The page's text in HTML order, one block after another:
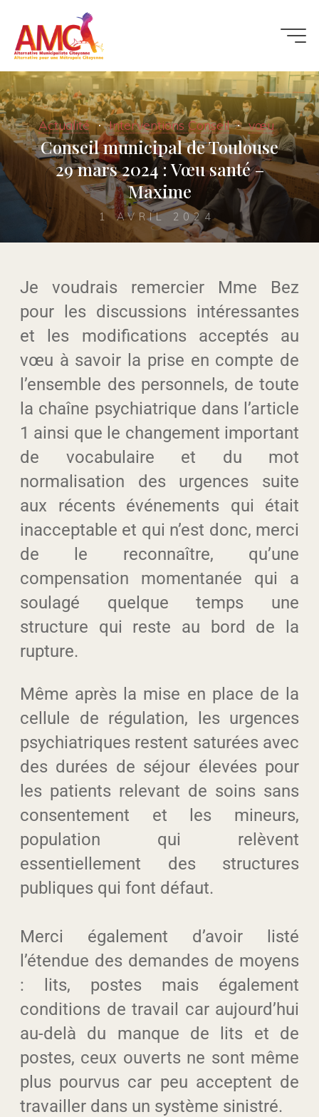
Actualité Interventions Conseil vœu
Conseil municipal de Toulouse
29 mars 2024 : Vœu santé –
Maxime
1 AVRIL 2024
Je voudrais remercier Mme Bez
pour les discussions intéressantes
et les modifications acceptés au
vœu à savoir la prise en compte de
l’ensemble des personnels, de toute
la chaîne psychiatrique dans l’article
1 ainsi que le changement important
de vocabulaire et du mot
normalisation des urgences suite
aux récents événements qui était
inacceptable et qui n’est donc, merci
de le reconnaître, qu’une
compensation momentanée qui a
soulagé quelque temps une
structure qui reste au bord de la
rupture.
Même après la mise en place de la
cellule de régulation, les urgences
psychiatriques restent saturées avec
des durées de séjour élevées pour
les patients relevant de soins sans
consentement et les mineurs,
population qui relèvent
essentiellement des structures
publiques qui font défaut.
Merci également d’avoir listé
l’étendue des demandes de moyens
: lits, postes mais également
conditions de travail car aujourd’hui
au-delà du manque de lits et de
postes, ceux ouverts ne sont même
plus pourvus car peu acceptent de
travailler dans un système sinistré.